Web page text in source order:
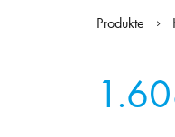
Produkte